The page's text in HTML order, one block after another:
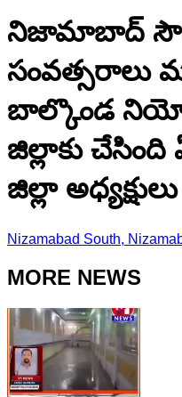
నిజామాబాద్
సంవత్సరాలు
బాల్కొండ
జిల్లాకు
జిల్లా
Nizamabad South,
MORE NEWS